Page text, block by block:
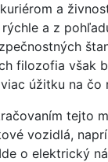
a
a z
filozofia však
úžitku na čo
tejto
vozidlá,
o elektrický